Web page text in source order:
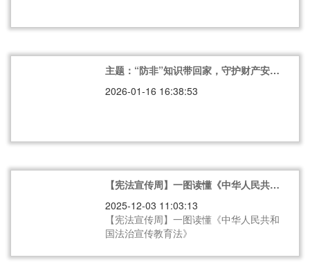
主题：“防非”知识带回家，守护财产安全
2026-01-16 16:38:53
【宪法宣传周】一图读懂《中华人民共和
2025-12-03 11:03:13
【宪法宣传周】一图读懂《中华人民共和
国法治宣传教育法》